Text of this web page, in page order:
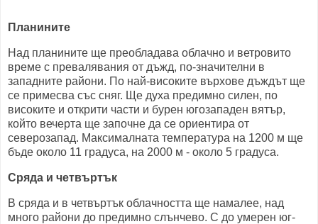
Планините
Над планините ще преобладава облачно и ветровито
време с превалявания от дъжд, по-значителни в
западните райони. По най-високите върхове дъждът ще
се примесва със сняг. Ще духа предимно силен, по
високите и открити части и бурен югозападен вятър,
който вечерта ще започне да се ориентира от
северозапад. Максималната температура на 1200 м ще
бъде около 11 градуса, на 2000 м - около 5 градуса.
Сряда и четвъртък
В сряда и в четвъртък облачността ще намалее, над
много райони до предимно слънчево. С до умерен юг-